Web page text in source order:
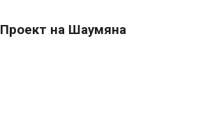
Проект на Шаумяна